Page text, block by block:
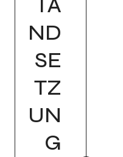
TA
ND
SE
TZ
UN
G